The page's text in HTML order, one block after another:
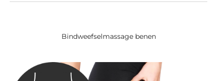
Bindweefselmassage benen